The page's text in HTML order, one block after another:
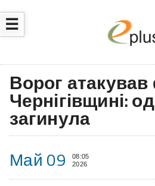
☰
Ворог
Чернігівщині:
загинула
Май 09
08:05
2026